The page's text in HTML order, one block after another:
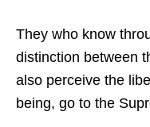
They who know
distinction between
also perceive the
being, go to the